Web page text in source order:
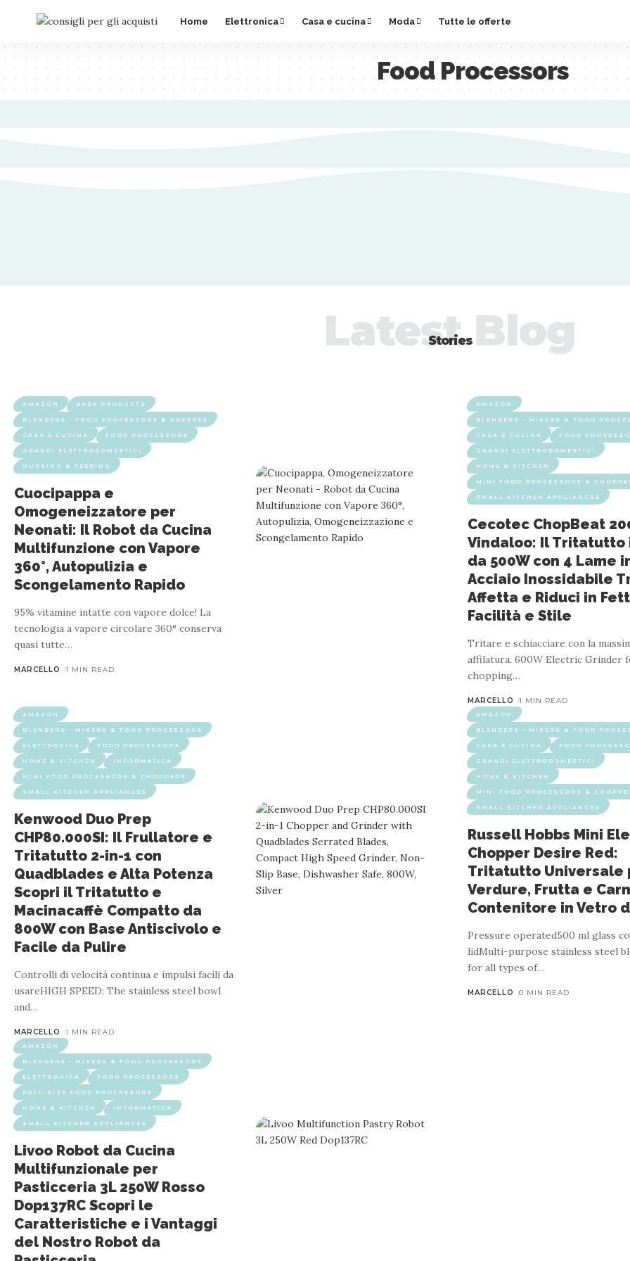
Home Elettronica Casa e cucina Moda Tutte le offerte
Food Processors
AMAZON BLENDERS - MIXERS & FOOD PROCESSORS FOOD PROCESSORS FULL-SIZE FOOD
SMALL KITCHEN APPLIANCES
Moulinex Companion HF8408F1: Robot da Cucina Multifunzionale con 14 Funzioni e
France
Discover an easier way to prepare delicious homemade dishes that the whole family will enjoy. Companion, the quietest food
mixing. Its 12 automatic programs, its versatile manual mode, its 5 specific accessories and its
Stories
Latest Blog
AMAZON BABY PRODUCTS
BLENDERS - FOOD PROCESSORS & PRESSES
CASA E CUCINA FOOD PROCESSORS
GRANDI ELETTRODOMESTICI
NURSING & FEEDING
Cuocipappa e
Omogeneizzatore per
Neonati: Il Robot da Cucina
Multifunzione con Vapore
360°, Autopulizia e
Scongelamento Rapido
95% vitamine intatte con vapore dolce! La
tecnologia a vapore circolare 360° conserva
quasi tutte…
MARCELLO 1 MIN READ
AMAZON
BLENDERS - MIXERS & FOOD
CASA E CUCINA FOOD
GRANDI ELETTRODOMESTICI
HOME & KITCHEN
MINI FOOD PROCESSORS &
SMALL KITCHEN APPLIANCES
Cecotec ChopBeat
Vindaloo: Il Tritatutto
da 500W con 4 Lame
Acciaio Inossidabile
Affetta e Riduci in
Facilità e Stile
Tritare e schiacciare con la
affilatura. 600W Electric Grinder
chopping…
MARCELLO 1 MIN READ
AMAZON
BLENDERS - MIXERS & FOOD PROCESSORS
ELETTRONICA FOOD PROCESSORS
HOME & KITCHEN INFORMATICA
MINI FOOD PROCESSORS & CHOPPERS
SMALL KITCHEN APPLIANCES
Kenwood Duo Prep
CHP80.000SI: Il Frullatore e
Tritatutto 2-in-1 con
Quadblades e Alta Potenza
Scopri il Tritatutto e
Macinacaffè Compatto da
800W con Base Antiscivolo e
Facile da Pulire
Controlli di velocità continua e impulsi facili da
usareHIGH SPEED: The stainless steel bowl
and…
MARCELLO 1 MIN READ
AMAZON
BLENDERS - MIXERS & FOOD
CASA E CUCINA FOOD
GRANDI ELETTRODOMESTICI
HOME & KITCHEN
MINI FOOD PROCESSORS &
SMALL KITCHEN APPLIANCES
Russell Hobbs Mini
Chopper Desire Red:
Tritatutto Universale
Verdure, Frutta e
Contenitore in Vetro
Pressure operated500 ml glass
lidMulti-purpose stainless steel
for all types of…
MARCELLO 0 MIN READ
AMAZON
BLENDERS - MIXERS & FOOD PROCESSORS
ELETTRONICA FOOD PROCESSORS
FULL-SIZE FOOD PROCESSORS
HOME & KITCHEN INFORMATICA
SMALL KITCHEN APPLIANCES
Livoo Robot da Cucina
Multifunzionale per
Pasticceria 3L 250W Rosso
Dop137RC Scopri le
Caratteristiche e i Vantaggi
del Nostro Robot da